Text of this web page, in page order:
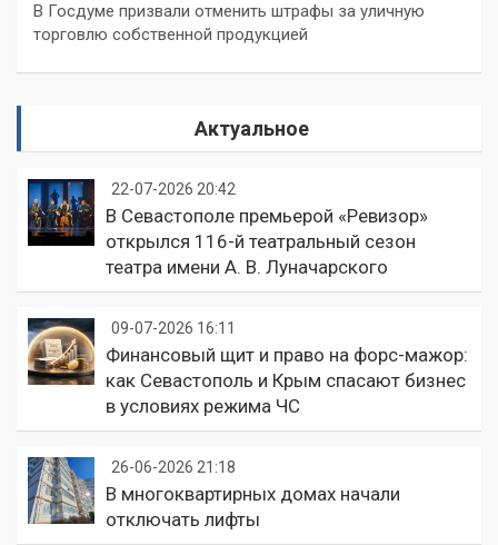
В Госдуме призвали отменить штрафы за уличную
торговлю собственной продукцией
Актуальное
22-07-2026 20:42
В Севастополе премьерой «Ревизор»
открылся 116-й театральный сезон
театра имени А. В. Луначарского
09-07-2026 16:11
Финансовый щит и право на форс-мажор:
как Севастополь и Крым спасают бизнес
в условиях режима ЧС
26-06-2026 21:18
В многоквартирных домах начали
отключать лифты